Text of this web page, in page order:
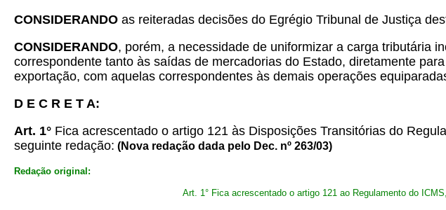
CONSIDERANDO as reiteradas decisões do Egrégio Tribunal de Justiça
CONSIDERANDO, porém, a necessidade de uniformizar a carga tributária
correspondente tanto às saídas de mercadorias do Estado, diretamente
exportação, com aquelas correspondentes às demais operações
D E C R E T A:
Art. 1° Fica acrescentado o artigo 121 às Disposições Transitórias do
seguinte redação: (Nova redação dada pelo Dec. nº 263/03)
Redação original:
Art. 1° Fica acrescentado o artigo 121 ao Regulamento do